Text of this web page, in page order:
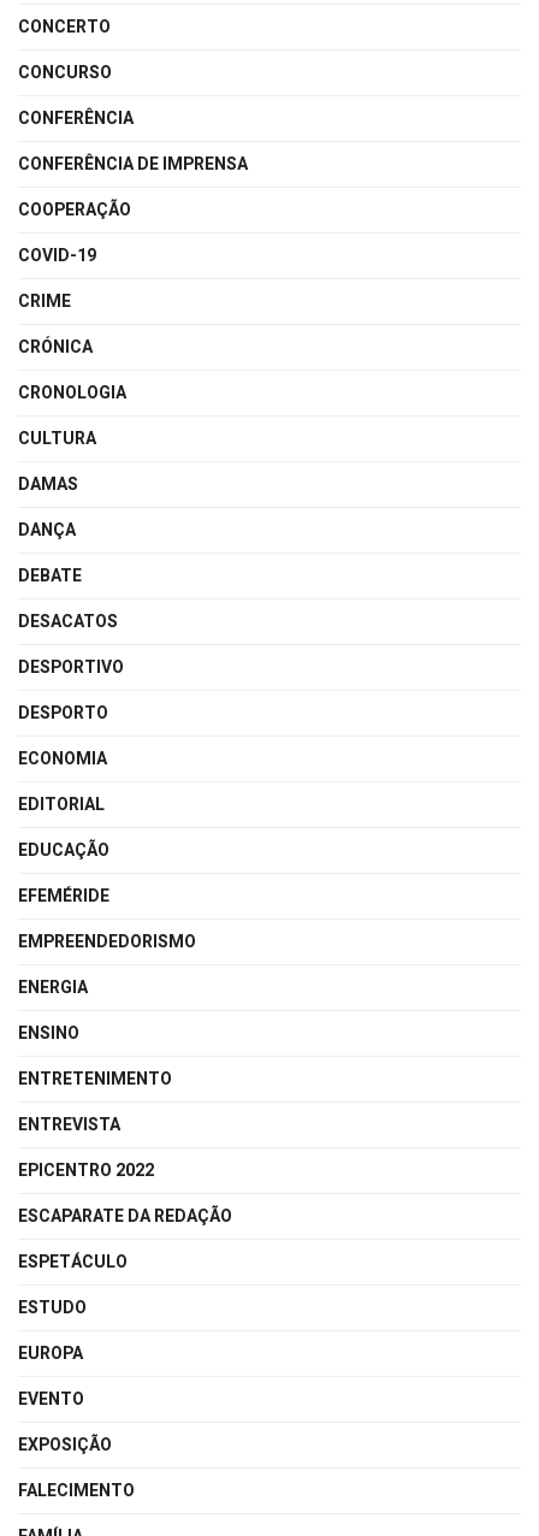
CONCERTO
CONCURSO
CONFERÊNCIA
CONFERÊNCIA DE IMPRENSA
COOPERAÇÃO
COVID-19
CRIME
CRÓNICA
CRONOLOGIA
CULTURA
DAMAS
DANÇA
DEBATE
DESACATOS
DESPORTIVO
DESPORTO
ECONOMIA
EDITORIAL
EDUCAÇÃO
EFEMÉRIDE
EMPREENDEDORISMO
ENERGIA
ENSINO
ENTRETENIMENTO
ENTREVISTA
EPICENTRO 2022
ESCAPARATE DA REDAÇÃO
ESPETÁCULO
ESTUDO
EUROPA
EVENTO
EXPOSIÇÃO
FALECIMENTO